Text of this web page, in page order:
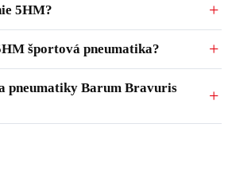
5HM?
športová pneumatika?
pneumatiky Barum Bravuris